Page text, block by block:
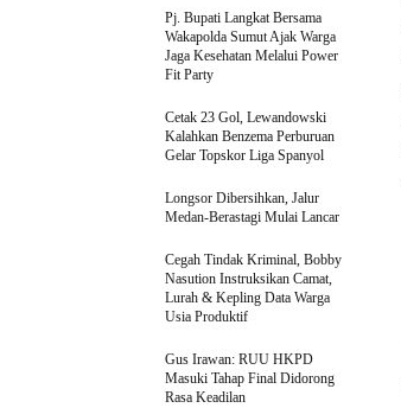
Pj. Bupati Langkat Bersama
Wakapolda Sumut Ajak Warga
Jaga Kesehatan Melalui Power
Fit Party
Cetak 23 Gol, Lewandowski
Kalahkan Benzema Perburuan
Gelar Topskor Liga Spanyol
Longsor Dibersihkan, Jalur
Medan-Berastagi Mulai Lancar
Cegah Tindak Kriminal, Bobby
Nasution Instruksikan Camat,
Lurah & Kepling Data Warga
Usia Produktif
Gus Irawan: RUU HKPD
Masuki Tahap Final Didorong
Rasa Keadilan